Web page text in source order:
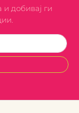
и добивај ги